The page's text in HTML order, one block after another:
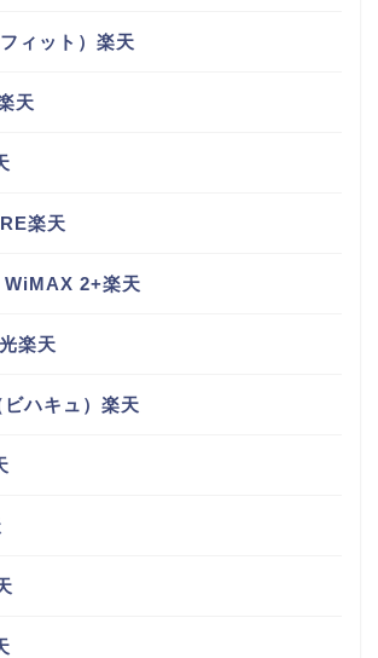
ィット）楽天
天
楽天
2+楽天
楽天
ハキュ）楽天